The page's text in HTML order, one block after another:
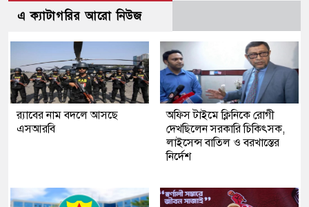
এ ক্যাটাগরির আরো নিউজ
র‍্যাবের নাম বদলে আসছে
এসআরবি
অফিস টাইমে ক্লিনিকে রোগী
দেখছিলেন সরকারি চিকিৎসক,
লাইসেন্স বাতিল ও বরখাস্তের
নির্দেশ